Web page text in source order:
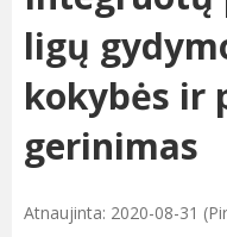
ligų
kokybės ir
gerinimas
Atnaujinta: 2020-08-31